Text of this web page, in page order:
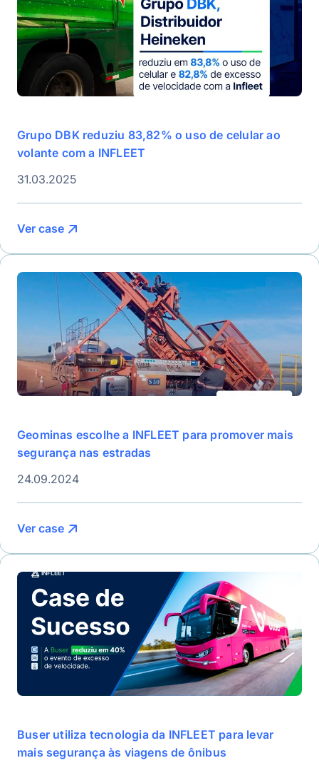
Grupo DBK reduziu 83,82% o uso de celular ao
volante com a INFLEET
31.03.2025
Ver case
Geominas escolhe a INFLEET para promover mais
segurança nas estradas
24.09.2024
Ver case
Buser utiliza tecnologia da INFLEET para levar
mais segurança às viagens de ônibus